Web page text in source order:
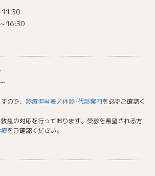
11:30
16:30
ので、 診療担当表／休診･代診案内を必ずご確認く
急の対応を行っております。受診を希望される方
をご確認ください。